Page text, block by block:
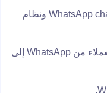
عن طريق إنشاء واجهة بين برنامج WhatsApp chatbot ونظام
الواجهة للشركات بتمرير استفسارات العملاء من WhatsApp إلى